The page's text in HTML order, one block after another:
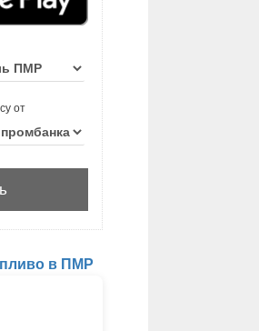
от
в ПМР